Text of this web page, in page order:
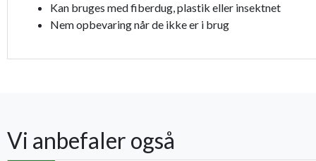
Kan bruges med fiberdug, plastik eller insektnet
Nem opbevaring når de ikke er i brug
Vi anbefaler også